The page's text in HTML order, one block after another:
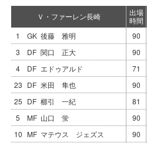
Ｖ・ファーレン長崎
出場
時間
1 GK 後藤 雅明 90
3
DF 関口 正大 90
4
DF エドゥアルド 71
23 DF 米田 隼也 90
25 DF 櫛引 一紀 81
5
MF 山口 蛍 90
10 MF マテウス ジェズス 90